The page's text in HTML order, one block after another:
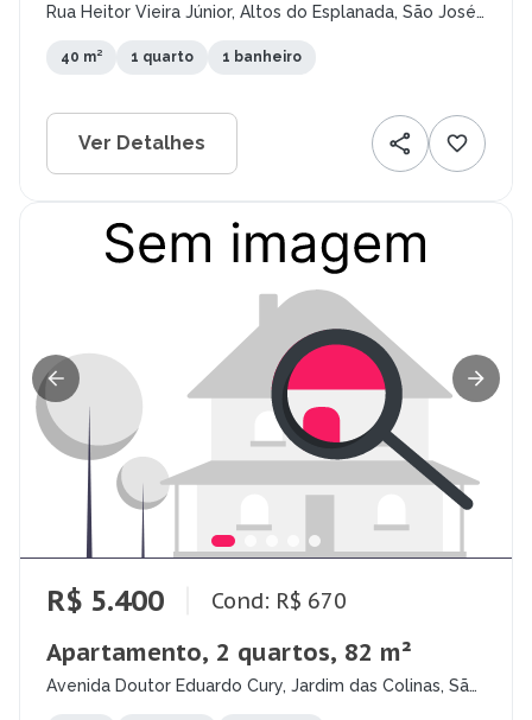
Rua Heitor Vieira Júnior, Altos do Esplanada, São José
40 m² 1 quarto 1 banheiro
Ver Detalhes
R$ 5.400 Cond: R$ 670
Apartamento, 2 quartos, 82 m²
Avenida Doutor Eduardo Cury, Jardim das Colinas, São